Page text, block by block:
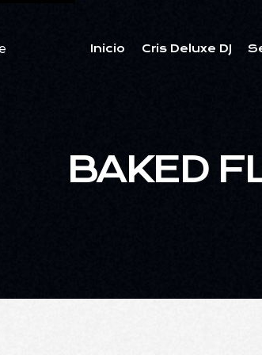
Inicio Cris Deluxe DJ
BAKED